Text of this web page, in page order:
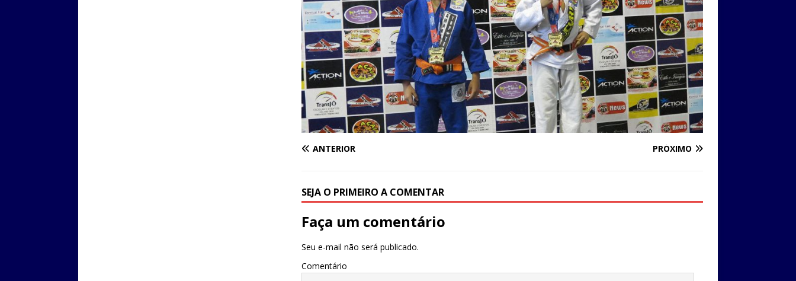
ANTERIOR PRÓXIMO
SEJA O PRIMEIRO A COMENTAR
Faça um comentário
Seu e-mail não será publicado.
Comentário